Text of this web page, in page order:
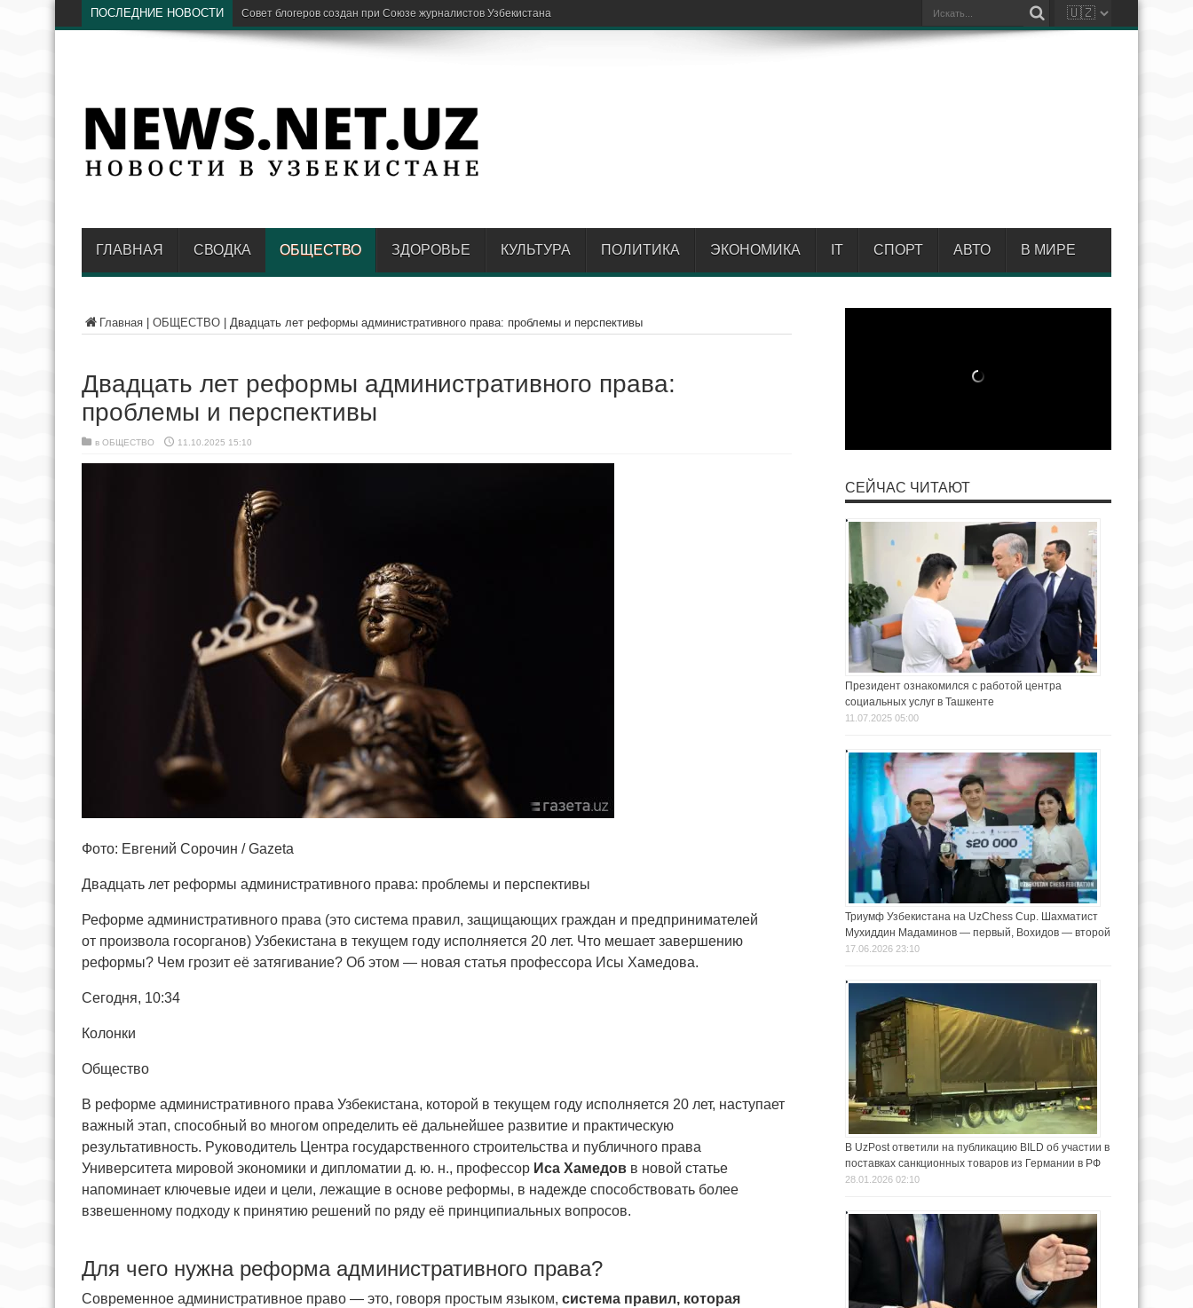
ПОСЛЕДНИЕ НОВОСТИ Предстоящая зима стан
ГЛАВНАЯ СВОДКА ОБЩЕСТВО ЗДОРОВЬЕ КУЛЬТУРА ПОЛИТИКА ЭКОНОМИКА IT СПОРТ АВТО В МИРЕ
Главная ОБЩЕСТВО Двадцать лет реформы административного права: проблемы и перспективы
Двадцать лет реформы административного права:
проблемы и перспективы
в ОБЩЕСТВО 11.10.2025 15:10
Фото: Евгений Сорочин / Gazeta
Двадцать лет реформы административного права: проблемы и перспективы
Реформе административного права (это система правил, защищающих граждан и предпринимателей
от произвола госорганов) Узбекистана в текущем году исполняется 20 лет. Что мешает завершению
реформы? Чем грозит её затягивание? Об этом — новая статья профессора Исы Хамедова.
Сегодня, 10:34
Колонки
Общество
В реформе административного права Узбекистана, которой в текущем году исполняется 20 лет, наступает
важный этап, способный во многом определить её дальнейшее развитие и практическую
результативность. Руководитель Центра государственного строительства и публичного права
Университета мировой экономики и дипломатии д. ю. н., профессор Иса Хамедов в новой статье
напоминает ключевые идеи и цели, лежащие в основе реформы, в надежде способствовать более
взвешенному подходу к принятию решений по ряду её принципиальных вопросов.
Для чего нужна реформа административного права?
Современное административное право — это, говоря простым языком, система правил, которая
СЕЙЧАС ЧИТАЮТ
Президент ознакомился с работой центра
социальных услуг в Ташкенте
11.07.2025 05:00
Триумф Узбекистана на UzChess Cup. Шахматист
Мухиддин Мадаминов — первый, Вохидов — второй
17.06.2026 23:10
В UzPost ответили на публикацию BILD об участии в
поставках санкционных товаров из Германии в РФ
28.01.2026 02:10